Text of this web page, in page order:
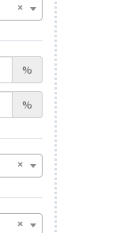
%
%